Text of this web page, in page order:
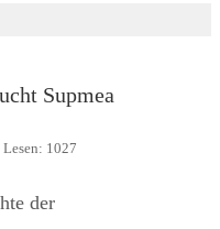
Supmea
Lesen: 1027
der